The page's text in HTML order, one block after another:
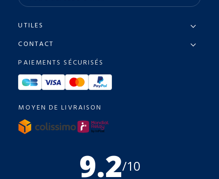
UTILES
CONTACT
PAIEMENTS SÉCURISÉS
MOYEN DE LIVRAISON
9.2/10